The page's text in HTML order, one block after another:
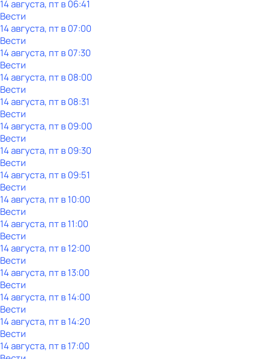
14 августа, пт в 06:41
Вести
14 августа, пт в 07:00
Вести
14 августа, пт в 07:30
Вести
14 августа, пт в 08:00
Вести
14 августа, пт в 08:31
Вести
14 августа, пт в 09:00
Вести
14 августа, пт в 09:30
Вести
14 августа, пт в 09:51
Вести
14 августа, пт в 10:00
Вести
14 августа, пт в 11:00
Вести
14 августа, пт в 12:00
Вести
14 августа, пт в 13:00
Вести
14 августа, пт в 14:00
Вести
14 августа, пт в 14:20
Вести
14 августа, пт в 17:00